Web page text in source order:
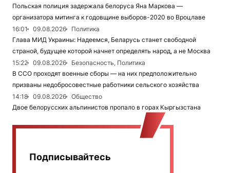
Польская полиция задержала белоруса Яна Маркова —
организатора митинга к годовщине выборов-2020 во Вроцлаве
16:01
09.08.2026
Политика
Глава МИД Украины: Надеемся, Беларусь станет свободной
страной, будущее которой начнет определять народ, а не Москва
15:22
09.08.2026
Безопасность, Политика
В ССО проходят военные сборы — на них предположительно
призваны недобросовестные работники сельского хозяйства
14:18
09.08.2026
Общество
Двое белорусских альпинистов пропало в горах Кыргызстана
Подписывайтесь